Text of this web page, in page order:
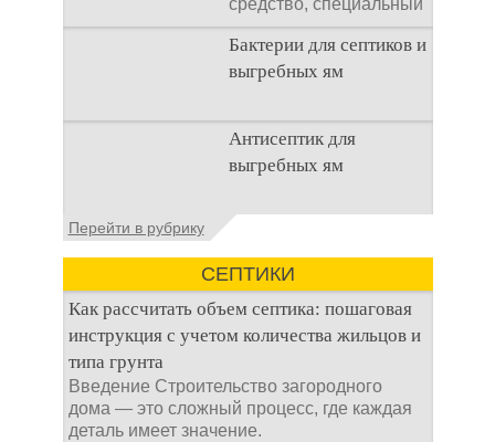
средство, специальный
концентрат, который
используется
Бактерии для септиков и
выгребных ям
Очистка
канализационного
стока или выгребной
не самым приятным
Антисептик для
выгребных ям
Общие сведения об
Антисептик для
выгребных ям – это
специальные
Перейти в рубрику
СЕПТИКИ
Как рассчитать объем септика: пошаговая
инструкция с учетом количества жильцов и
типа грунта
Введение Строительство загородного
дома — это сложный процесс, где каждая
деталь имеет значение.